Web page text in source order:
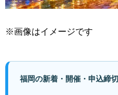
※画像はイメージです
福岡の新着・開催・申込締